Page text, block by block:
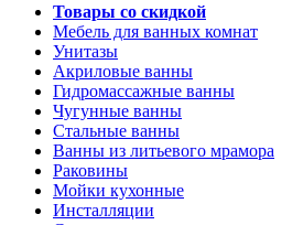
Товары со скидкой
Мебель для ванных комнат
Унитазы
Акриловые ванны
Гидромассажные ванны
Чугунные ванны
Стальные ванны
Ванны из литьевого мрамора
Раковины
Мойки кухонные
Инсталляции